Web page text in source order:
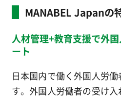
MANABEL Japanの
人材管理+教育支援で外
ート
日本国内で働く外国人労
す。外国人労働者の受け